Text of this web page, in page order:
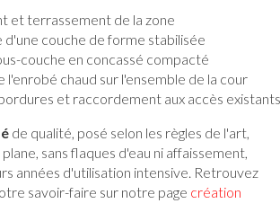
et terrassement de la zone
d'une couche de forme stabilisée
couche en concassé compacté
l'enrobé chaud sur l'ensemble de la cour
et raccordement aux accès existants
de qualité, posé selon les règles de l'art,
sans flaques d'eau ni affaissement,
années d'utilisation intensive. Retrouvez
savoir-faire sur notre page création